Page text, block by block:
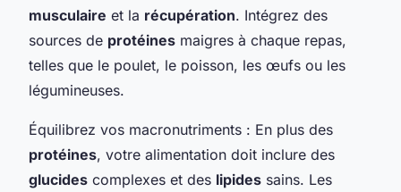
musculaire et la récupération. Intégrez des
sources de protéines maigres à chaque repas,
telles que le poulet, le poisson, les œufs ou les
légumineuses.
Équilibrez vos macronutriments : En plus des
protéines, votre alimentation doit inclure des
glucides complexes et des lipides sains. Les